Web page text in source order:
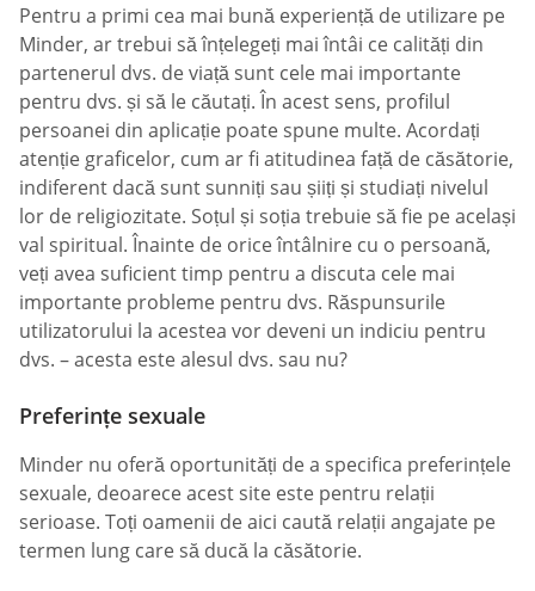
Pentru a primi cea mai bună experiență de utilizare pe
Minder, ar trebui să înțelegeți mai întâi ce calități din
partenerul dvs. de viață sunt cele mai importante
pentru dvs. și să le căutați. În acest sens, profilul
persoanei din aplicație poate spune multe. Acordați
atenție graficelor, cum ar fi atitudinea față de căsătorie,
indiferent dacă sunt sunniți sau șiiți și studiați nivelul
lor de religiozitate. Soțul și soția trebuie să fie pe același
val spiritual. Înainte de orice întâlnire cu o persoană,
veți avea suficient timp pentru a discuta cele mai
importante probleme pentru dvs. Răspunsurile
utilizatorului la acestea vor deveni un indiciu pentru
dvs. – acesta este alesul dvs. sau nu?
Preferințe sexuale
Minder nu oferă oportunități de a specifica preferințele
sexuale, deoarece acest site este pentru relații
serioase. Toți oamenii de aici caută relații angajate pe
termen lung care să ducă la căsătorie.